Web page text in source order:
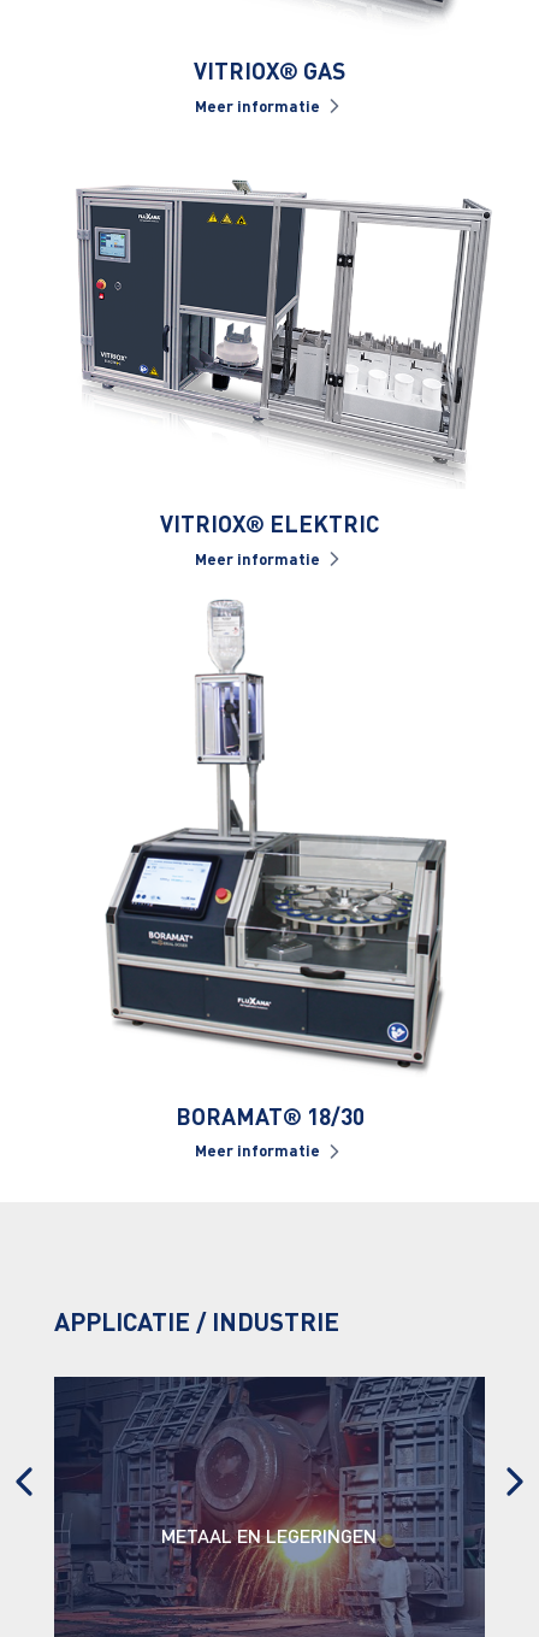
VITRIOX® GAS
Meer informatie
VITRIOX® ELEKTRIC
Meer informatie
BORAMAT® 18/30
Meer informatie
APPLICATIE / INDUSTRIE
CEMENT